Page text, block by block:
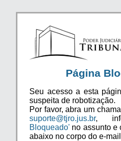
Página
Seu acesso a esta
suspeita de robotização.
Por favor, abra um
suporte@tjro.jus.br,
Bloqueado' no assunto e
abaixo no corpo do e-